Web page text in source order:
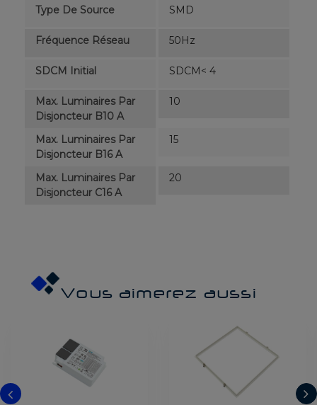
Type De Source SMD
Fréquence Réseau 50Hz
SDCM Initial SDCM< 4
Max. Luminaires Par
Disjoncteur B10 A
10
Max. Luminaires Par
Disjoncteur B16 A
15
Max. Luminaires Par
Disjoncteur C16 A
20
Vous aimerez aussi